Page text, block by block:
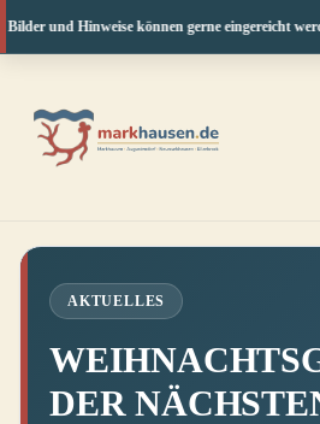
und Hinweise können gerne eingereicht
springen
AKTUELLES
DER